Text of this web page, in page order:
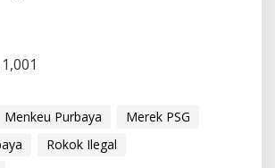
1,001
Menkeu Purbaya
Merek PSG
Rokok Ilegal